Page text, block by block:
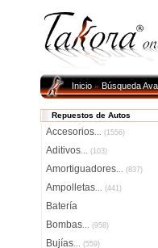
Inicio»Búsqueda
Repuestos de Autos
Accesorios... (1556)
Aditivos... (103)
Amortiguadores... (837)
Ampolletas... (441)
Batería
Bombas... (958)
Bujías... (559)